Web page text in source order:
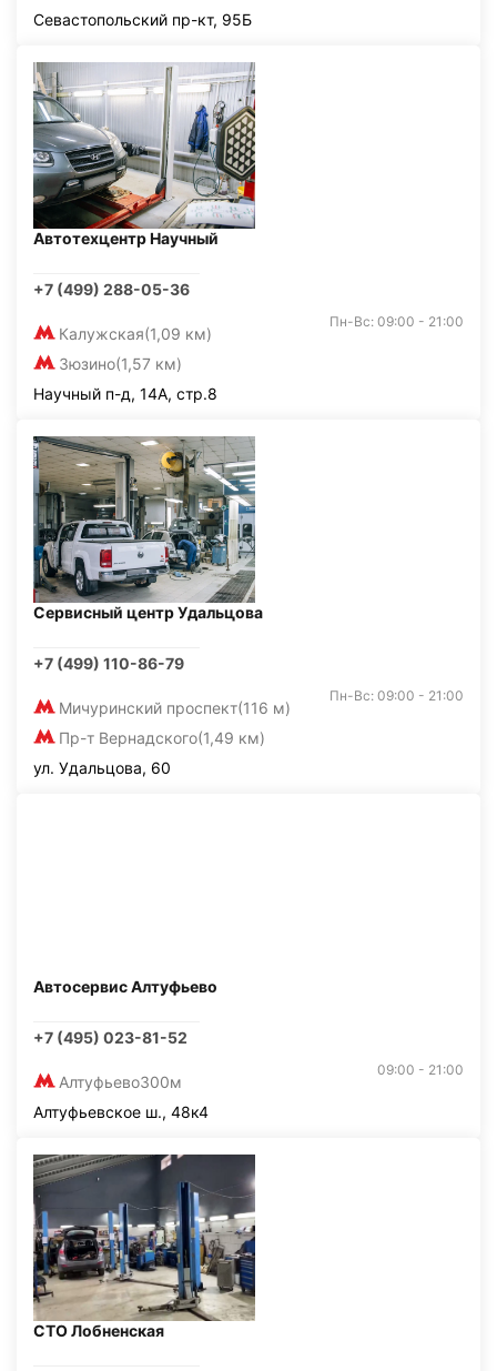
Севастопольский пр-кт, 95Б
Автотехцентр Научный
+7 (499) 288-05-36
Калужская(1,09 км)
Зюзино(1,57 км)
Пн-Вс: 09:00 - 21:00
Научный п-д, 14А, стр.8
Сервисный центр Удальцова
+7 (499) 110-86-79
Мичуринский проспект(116 м)
Пр-т Вернадского(1,49 км)
Пн-Вс: 09:00 - 21:00
ул. Удальцова, 60
Автосервис Алтуфьево
+7 (495) 023-81-52
Алтуфьево300м
09:00 - 21:00
Алтуфьевское ш., 48к4
СТО Лобненская